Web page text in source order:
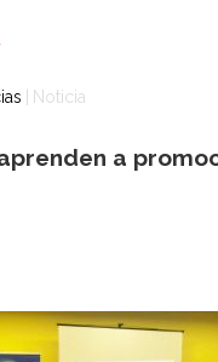
Noticia
a